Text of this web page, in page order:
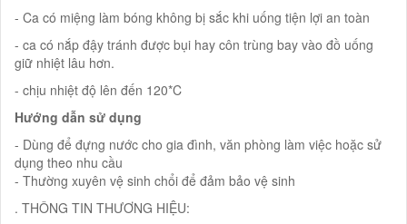
- Ca có miệng làm bóng không bị sắc khi uống tiện lợi an toàn
- ca có nắp đậy tránh được bụi hay côn trùng bay vào đồ uống
giữ nhiệt lâu hơn.
- chịu nhiệt độ lên đến 120*C
Hướng dẫn sử dụng
- Dùng để đựng nước cho gia đình, văn phòng làm việc hoặc sử
dụng theo nhu cầu
- Thường xuyên vệ sinh chổi để đảm bảo vệ sinh
. THÔNG TIN THƯƠNG HIỆU: